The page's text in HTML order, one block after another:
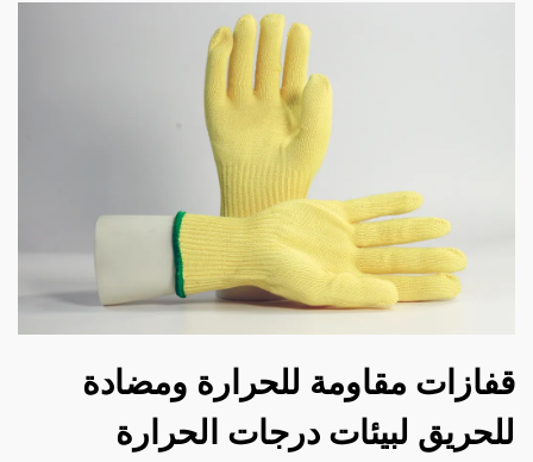
قفازات مقاومة للحرارة ومضادة
للحريق لبيئات درجات الحرارة